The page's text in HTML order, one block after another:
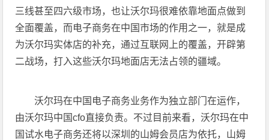
三线甚至四六级市场，也让沃尔玛很难依靠地面点做到
全面覆盖，而电子商务在中国市场的作用之一，就是成
为沃尔玛实体店的补充，通过互联网上的覆盖，开辟第
二战场，打入这些沃尔玛地面店无法占领的疆域。
沃尔玛在中国电子商务业务作为独立部门在运作，
由沃尔玛中国cfo直接负责。不过目前来看，沃尔玛在中
国试水电子商务还将以深圳的山姆会员店为依托，山姆